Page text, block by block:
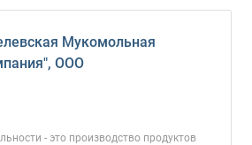
Мукомольная
ООО
- это производство продуктов